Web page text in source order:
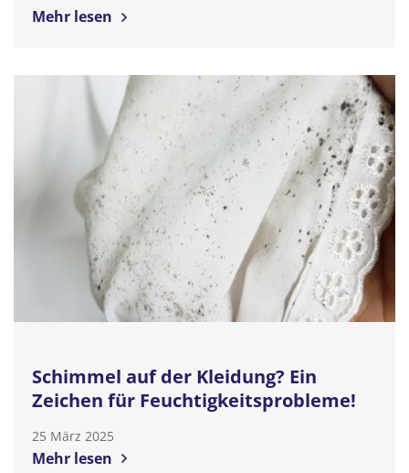
Mehr lesen
Schimmel auf der Kleidung? Ein
Zeichen für Feuchtigkeitsprobleme!
25 März 2025
Mehr lesen